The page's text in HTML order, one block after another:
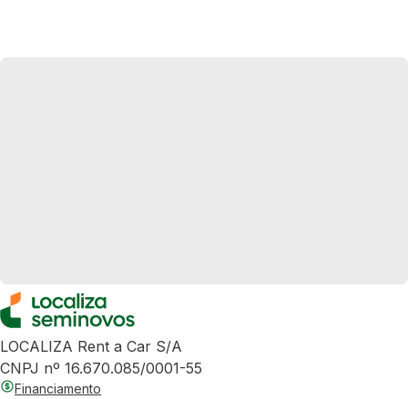
LOCALIZA Rent a Car S/A
CNPJ nº 16.670.085/0001-55
Financiamento